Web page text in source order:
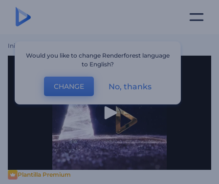
Inicio
Plantilla Premium
Would you like to change Renderforest language
to English?
CHANGE No, thanks